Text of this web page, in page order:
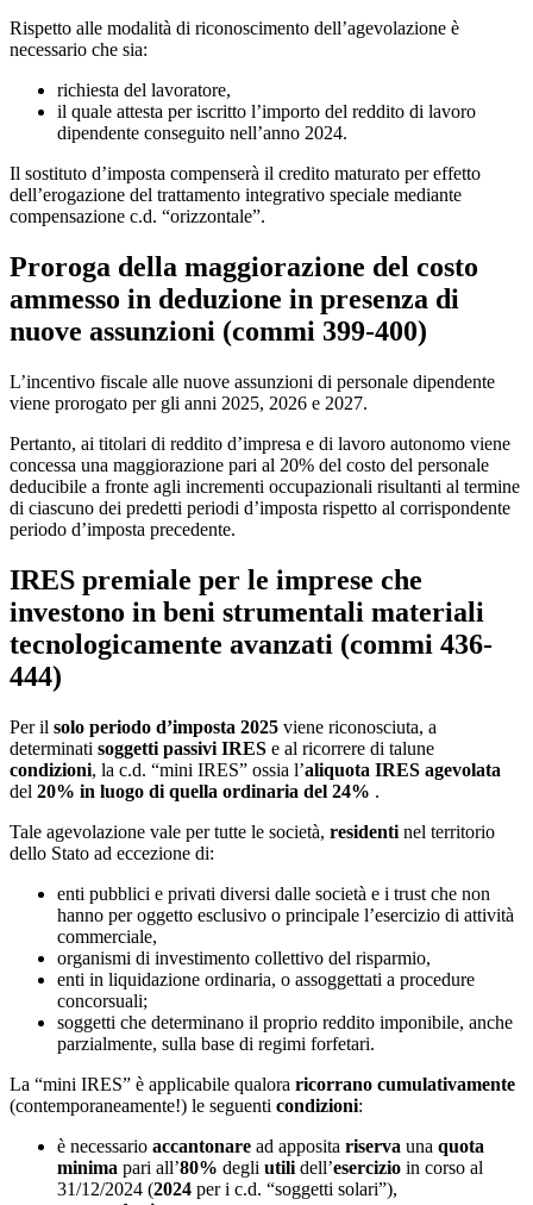
Rispetto alle modalità di riconoscimento dell’agevolazione è
necessario che sia:
richiesta del lavoratore,
il quale attesta per iscritto l’importo del reddito di lavoro
dipendente conseguito nell’anno 2024.
Il sostituto d’imposta compenserà il credito maturato per effetto
dell’erogazione del trattamento integrativo speciale mediante
compensazione c.d. “orizzontale”.
Proroga della maggiorazione del costo
ammesso in deduzione in presenza di
nuove assunzioni (commi 399-400)
L’incentivo fiscale alle nuove assunzioni di personale dipendente
viene prorogato per gli anni 2025, 2026 e 2027.
Pertanto, ai titolari di reddito d’impresa e di lavoro autonomo viene
concessa una maggiorazione pari al 20% del costo del personale
deducibile a fronte agli incrementi occupazionali risultanti al termine
di ciascuno dei predetti periodi d’imposta rispetto al corrispondente
periodo d’imposta precedente.
IRES premiale per le imprese che
investono in beni strumentali materiali
tecnologicamente avanzati (commi 436-
444)
Per il solo periodo d’imposta 2025 viene riconosciuta, a
determinati soggetti passivi IRES e al ricorrere di talune
condizioni, la c.d. “mini IRES” ossia l’aliquota IRES agevolata
del 20% in luogo di quella ordinaria del 24% .
Tale agevolazione vale per tutte le società, residenti nel territorio
dello Stato ad eccezione di:
enti pubblici e privati diversi dalle società e i trust che non
hanno per oggetto esclusivo o principale l’esercizio di attività
commerciale,
organismi di investimento collettivo del risparmio,
enti in liquidazione ordinaria, o assoggettati a procedure
concorsuali;
soggetti che determinano il proprio reddito imponibile, anche
parzialmente, sulla base di regimi forfetari.
La “mini IRES” è applicabile qualora ricorrano cumulativamente
(contemporaneamente!) le seguenti condizioni:
è necessario accantonare ad apposita riserva una quota
minima pari all’80% degli utili dell’esercizio in corso al
31/12/2024 (2024 per i c.d. “soggetti solari”),